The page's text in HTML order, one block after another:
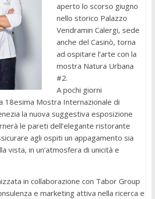
aperto lo scorso giugno
nello storico Palazzo
Vendramin Calergi, sede
anche del Casinò, torna
ad ospitare l’arte con la
mostra Natura Urbana
#2.
A pochi giorni
18esima Mostra Internazionale di
la nuova suggestiva esposizione
le pareti dell’elegante ristorante
agli ospiti un appagamento sia
vista, in un’atmosfera di unicità e
in collaborazione con Tabor Group
e marketing attiva nella ricerca e